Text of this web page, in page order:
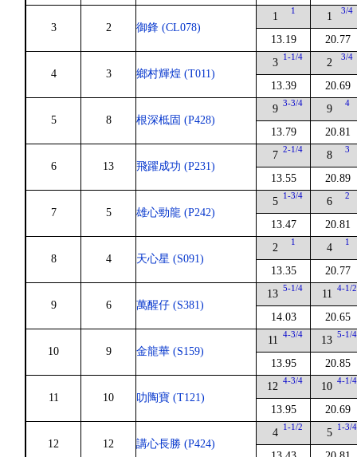
3 2 御鋒 (CL078)
1 1
13.19
1 3/4
20.77
4 3 鄉村輝煌 (T011)
3 1-1/4
13.39
2 3/4
20.69
5 8 根深柢固 (P428)
9 3-3/4
13.79
9 4
20.81
6 13 飛躍成功 (P231)
7 2-1/4
13.55
8 3
20.89
7 5 雄心勁龍 (P242)
5 1-3/4
13.47
6 2
20.81
8 4 天心星 (S091)
2 1
13.35
4 1
20.77
9 6 萬醒仔 (S381)
13 5-1/4
14.03
11 4-1/2
20.65
10 9 金龍華 (S159)
11 4-3/4
13.95
13 5-1/4
20.85
11 10 叻陶寶 (T121)
12 4-3/4
13.95
10 4-1/4
20.69
12 12 講心長勝 (P424)
4 1-1/2 5 1-3/4